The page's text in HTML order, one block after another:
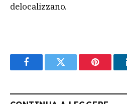
delocalizzano.
FacebookTwitter Pinterest